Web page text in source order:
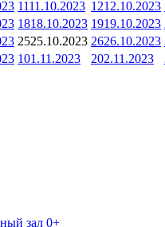
1111.10.2023 1212.10.2023
1818.10.2023 1919.10.2023
2525.10.2023 2626.10.2023
101.11.2023 202.11.2023
зал 0+